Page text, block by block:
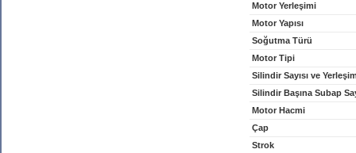
Motor Yerleşimi
Motor Yapısı
Soğutma Türü
Motor Tipi
Silindir Sayısı ve
Silindir Başına Subap
Motor Hacmi
Çap
Strok